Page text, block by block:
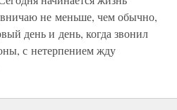
не меньше, чем обычно,
день и день, когда звонил
с нетерпением жду